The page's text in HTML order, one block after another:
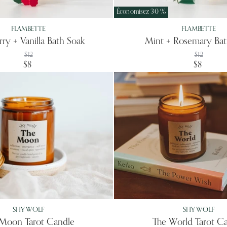
FLAMBETTE
+ Vanilla Bath Soak
Prix
d'origine
$12
Prix
$8
Économisez30%
FLAMBETTE
Mint + Rosemary
Prix
d'origine
$12
Prix
actuel
$8
SHY WOLF
Tarot Candle
SHY WOLF
The World Tarot